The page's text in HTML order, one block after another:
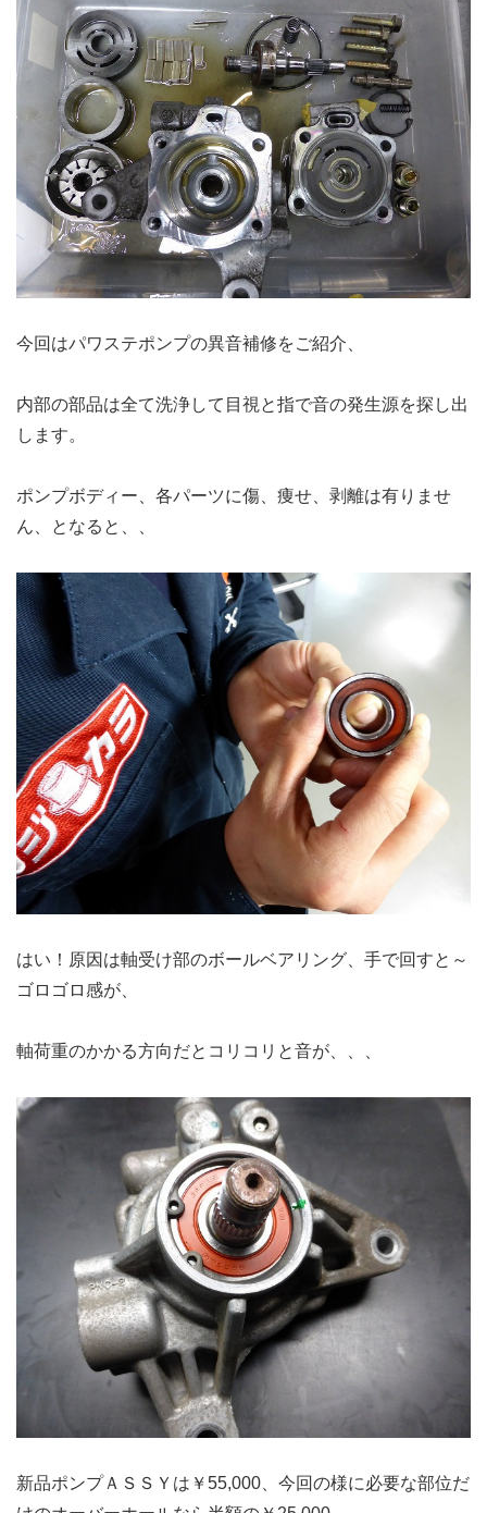
今回はパワステポンプの異音補修をご紹介、
内部の部品は全て洗浄して目視と指で音の発生源を探し出
します。
ポンプボディー、各パーツに傷、痩せ、剥離は有りませ
ん、となると、、
はい！原因は軸受け部のボールベアリング、手で回すと～
ゴロゴロ感が、
軸荷重のかかる方向だとコリコリと音が、、、
新品ポンプＡＳＳＹは￥55,000、今回の様に必要な部位だ